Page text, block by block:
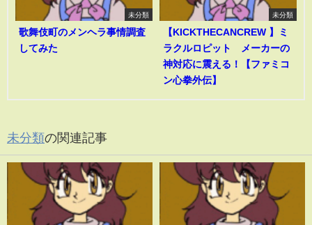
未分類
歌舞伎町のメンヘラ事情調査
してみた
未分類
【KICKTHECANCREW 】ミ
ラクルロピット メーカーの
神対応に震える！【ファミコ
ン心拳外伝】
未分類の関連記事